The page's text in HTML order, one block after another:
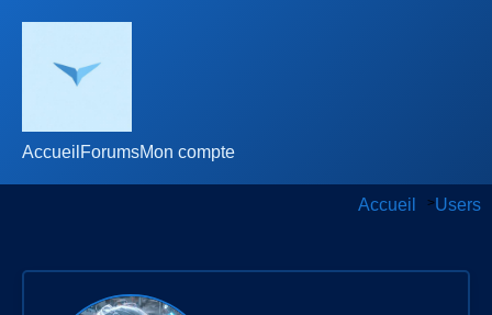
Accueil ForumsMon compte
Accueil >Users